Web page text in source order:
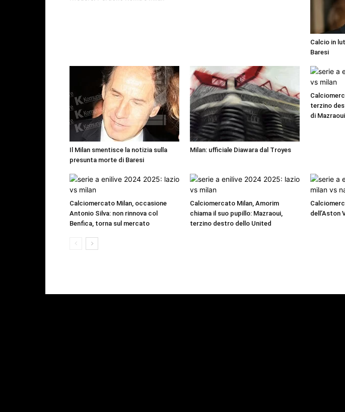
Calcio in
Baresi
Il Milan smentisce la notizia sulla
presunta morte di Baresi
Milan: ufficiale Diawara dal Troyes
terzino
di Mazraoui
Calciomercato Milan, occasione
Antonio Silva: non rinnova col
Benfica, torna sul mercato
Calciomercato Milan, Amorim
chiama il suo pupillo: Mazraoui,
terzino destro dello United
dell’Aston